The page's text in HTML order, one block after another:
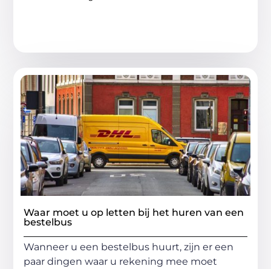
Waar moet u op letten bij het huren van een
bestelbus
Wanneer u een bestelbus huurt, zijn er een
paar dingen waar u rekening mee moet